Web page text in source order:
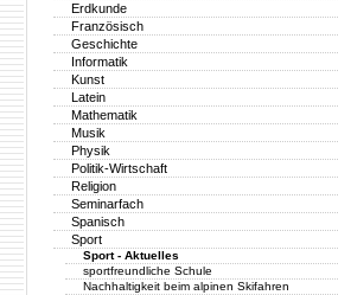
Erdkunde
Französisch
Geschichte
Informatik
Kunst
Latein
Mathematik
Musik
Physik
Politik-Wirtschaft
Religion
Seminarfach
Spanisch
Sport
Sport - Aktuelles
sportfreundliche Schule
Nachhaltigkeit beim alpinen Skifahren